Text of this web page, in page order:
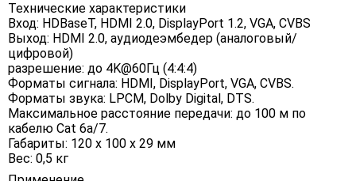
Технические характеристики
Вход: HDBaseT, HDMI 2.0, DisplayPort 1.2, VGA, CVBS
Выход: HDMI 2.0, аудиодеэмбедер (аналоговый/
цифровой)
разрешение: до 4K@60Гц (4:4:4)
Форматы сигнала: HDMI, DisplayPort, VGA, CVBS.
Форматы звука: LPCM, Dolby Digital, DTS.
Максимальное расстояние передачи: до 100 м по
кабелю Cat 6a/7.
Габариты: 120 х 100 х 29 мм
Вес: 0,5 кг